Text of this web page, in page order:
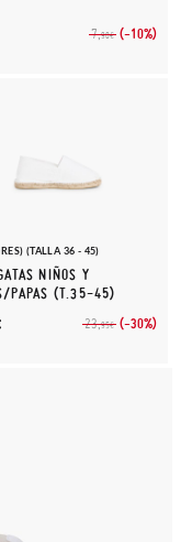
7,90€ (-10%)
(TALLA 36 - 45)
NIÑOS Y
PAPAS (T.35-45)
23,95€ (-30%)